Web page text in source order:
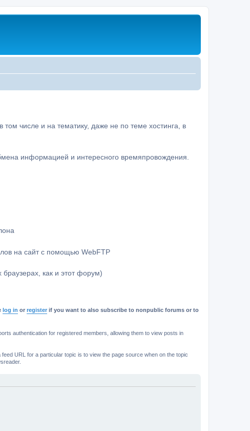
числе и на тематику, даже не по теме хостинга, в
информацией и интересного времяпровождения.
на сайт с помощью WebFTP
как и этот форум)
log in or register if you want to also subscribe to nonpublic forums or to
authentication for registered members, allowing them to view posts in
URL for a particular topic is to view the page source when on the topic